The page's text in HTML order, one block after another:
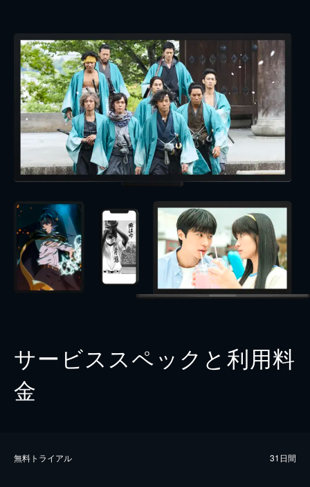
サービススペックと利用料
金
無料トライアル 31日間